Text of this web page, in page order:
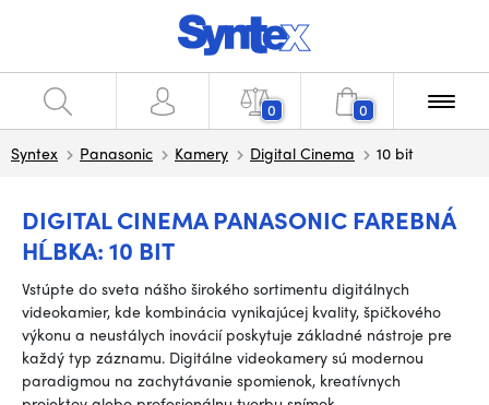
0 0
Syntex Panasonic Kamery Digital Cinema 10 bit
DIGITAL CINEMA PANASONIC FAREBNÁ
HĹBKA: 10 BIT
Vstúpte do sveta nášho širokého sortimentu digitálnych
videokamier, kde kombinácia vynikajúcej kvality, špičkového
výkonu a neustálych inovácií poskytuje základné nástroje pre
každý typ záznamu. Digitálne videokamery sú modernou
paradigmou na zachytávanie spomienok, kreatívnych